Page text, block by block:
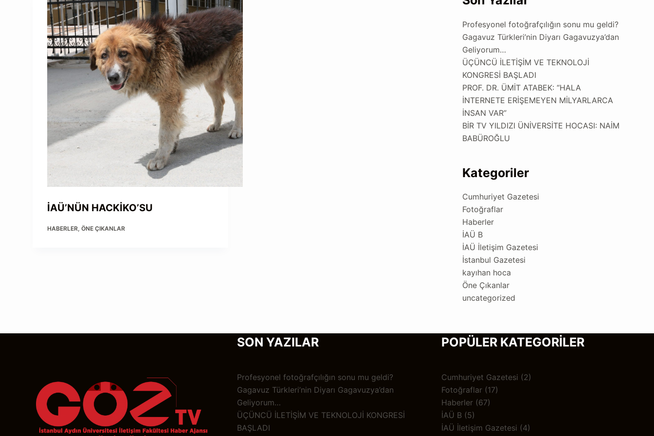
İAÜ’NÜN HACKİKO’SU
HABERLER,ÖNE ÇIKANLAR
Profesyonel fotoğrafçılığın sonu mu geldi?
Gagavuz Türkleri’nin Diyarı Gagavuzya’dan
Geliyorum…
ÜÇÜNCÜ İLETİŞİM VE TEKNOLOJİ
KONGRESİ BAŞLADI
PROF. DR. ÜMİT ATABEK: “HALA
İNTERNETE ERİŞEMEYEN MİLYARLARCA
İNSAN VAR”
BİR TV YILDIZI ÜNİVERSİTE HOCASI: NAİM
BABÜROĞLU
Kategoriler
Cumhuriyet Gazetesi
Fotoğraflar
Haberler
İAÜ B
İAÜ İletişim Gazetesi
İstanbul Gazetesi
kayıhan hoca
Öne Çıkanlar
uncategorized
SON YAZILAR
Profesyonel fotoğrafçılığın sonu mu geldi?
Gagavuz Türkleri’nin Diyarı Gagavuzya’dan
Geliyorum…
ÜÇÜNCÜ İLETİŞİM VE TEKNOLOJİ KONGRESİ
BAŞLADI
POPÜLER KATEGORİLER
Cumhuriyet Gazetesi (2)
Fotoğraflar(17)
Haberler(67)
İAÜ B(5)
İAÜ İletişim Gazetesi (4)